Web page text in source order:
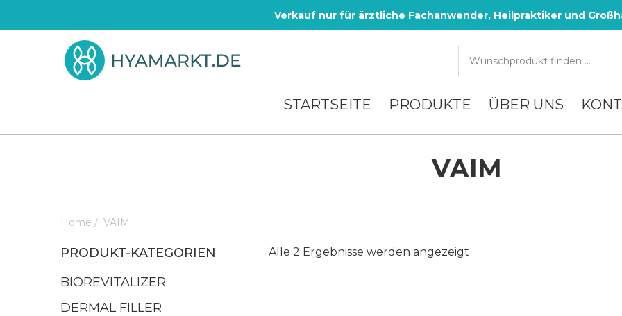
Verkauf nur für ärztliche Fachanwender, Heilpraktiker und
STARTSEITE PRODUKTE ÜBER UNS
VAIM
Home / VAIM
PRODUKT-KATEGORIEN
BIOREVITALIZER
DERMAL FILLER
Alle 2 Ergebnisse werden angezeigt